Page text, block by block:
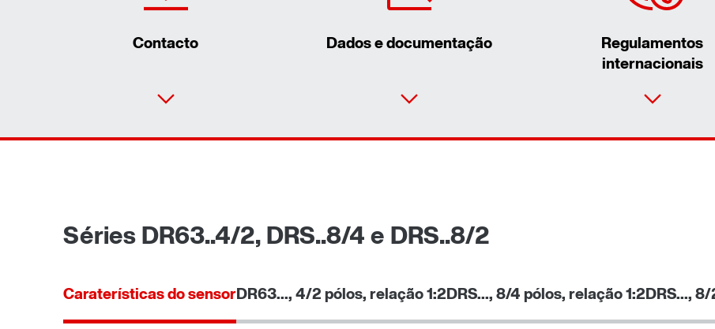
Contacto Dados e documentação
Regulamentos
internacionais
Séries DR63..4/2, DRS..8/4 e DRS..8/2
Caraterísticas do sensorDR63..., 4/2 pólos, relação 1:2DRS..., 8/4 pólos, relação 1:2DRS...,